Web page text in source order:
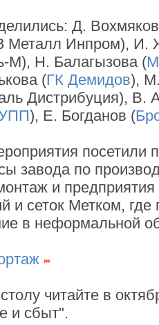
Д.
Металл Инпром), И.
М), Н. Балагызова (
(ГК Демидов),
Дистрибуция), В.
), Е. Богданов (
посетили
завода по
и предприятия
и сеток Метком, где
в неформальной
читайте в
и сбыт".